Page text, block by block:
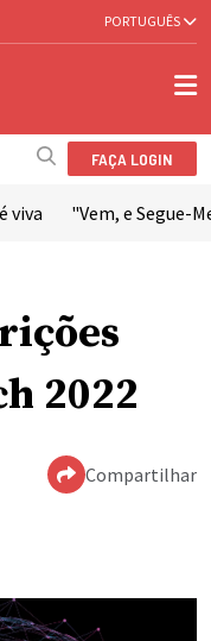
PORTUGUÊS
FAÇA LOGIN
viva "Vem, e Segue-
2022
Compartilhar